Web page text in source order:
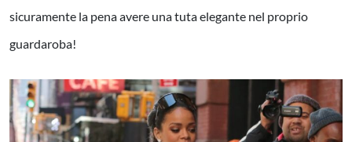
sicuramente la pena avere una tuta elegante nel proprio
guardaroba!